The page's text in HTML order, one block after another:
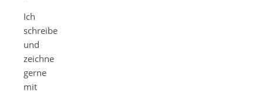
Ich
schreibe
und
zeichne
gerne
mit